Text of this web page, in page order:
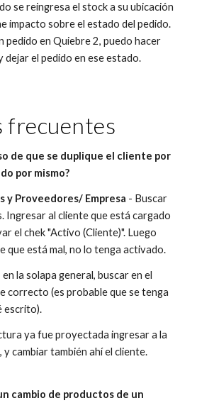
se reingresa el stock a su ubicación
impacto sobre el estado del pedido.
pedido en Quiebre 2, puedo hacer
dejar el pedido en ese estado.
frecuentes
de que se duplique el cliente por
por mismo?
y Proveedores/ Empresa - Buscar
Ingresar al cliente que está cargado
el chek "Activo (Cliente)". Luego
que está mal, no lo tenga activado.
la solapa general, buscar en el
correcto (es probable que se tenga
escrito).
ya fue proyectada ingresar a la
cambiar también ahí el cliente.
cambio de productos de un